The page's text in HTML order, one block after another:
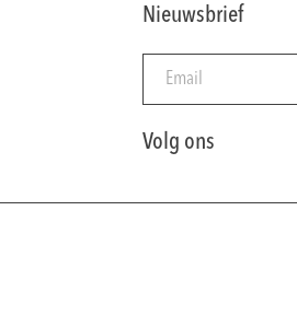
Nieuwsbrief
Volg ons